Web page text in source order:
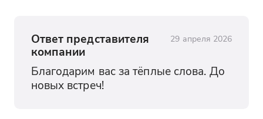
Ответ представителя
компании
29 апреля 2026
Благодарим вас за тёплые слова. До
новых встреч!